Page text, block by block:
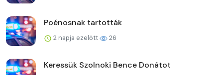
Poénosnak tartották
2 napja ezelőtt 26
Keressük Szolnoki Bence Donátot